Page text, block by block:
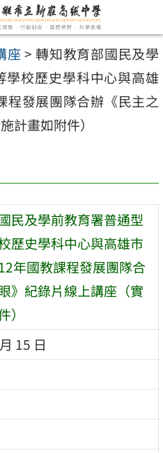
座 > 轉知教育部國民及學
校歷史學科中心與高雄
程發展團隊合辦《民主之
計畫如附件）
民及學前教育署普通型
歷史學科中心與高雄市
年國教課程發展團隊合
》紀錄片線上講座（實
15 日